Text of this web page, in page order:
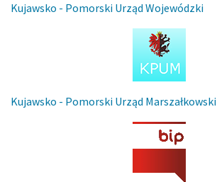
Kujawsko - Pomorski Urząd Wojewódzki
Kujawsko - Pomorski Urząd Marszałkowski